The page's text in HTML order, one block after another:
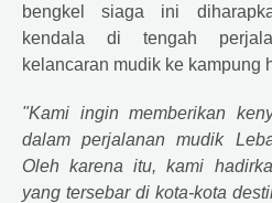
bengkel siaga ini
kendala di tengah
kelancaran mudik ke kampung
"Kami ingin memberikan
dalam perjalanan mudik
Oleh karena itu, kami
yang tersebar di kota-kota